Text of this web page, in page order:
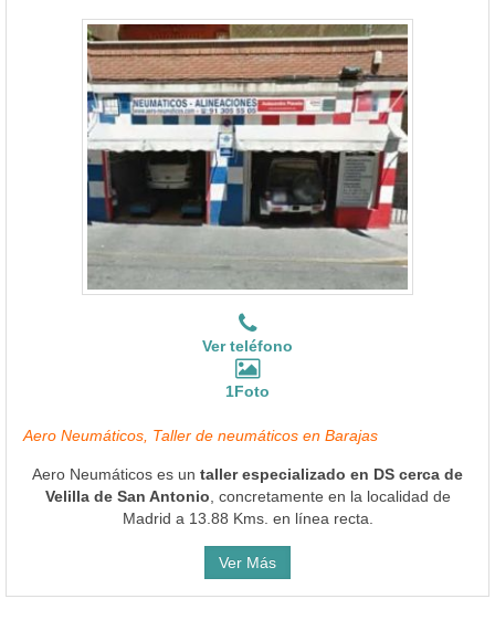
Ver teléfono
1Foto
Aero Neumáticos, Taller de neumáticos en Barajas
Aero Neumáticos es un taller especializado en DS cerca de
Velilla de San Antonio , concretamente en la localidad de
Madrid a 13.88 Kms. en línea recta.
Ver Más